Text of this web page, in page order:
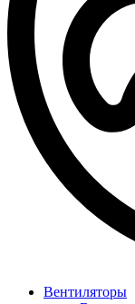
Вентиляторы